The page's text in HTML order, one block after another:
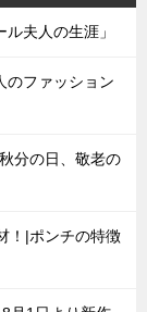
夫人の生涯」
のファッション
分の日、敬老の
！|ポンチの特徴